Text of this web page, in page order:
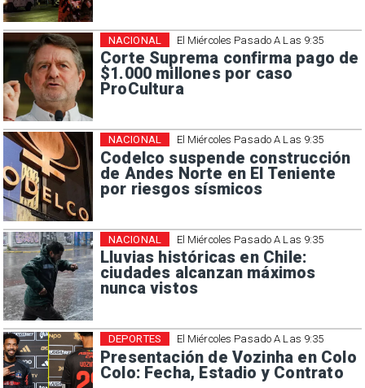
El Miércoles Pasado A Las 9:35
Corte Suprema confirma pago de
$1.000 millones por caso
ProCultura
NACIONAL
El Miércoles Pasado A Las 9:35
Codelco suspende construcción
de Andes Norte en El Teniente
por riesgos sísmicos
NACIONAL
El Miércoles Pasado A Las 9:35
Lluvias históricas en Chile:
ciudades alcanzan máximos
nunca vistos
NACIONAL
El Miércoles Pasado A Las 9:35
Presentación de Vozinha en Colo
Colo: Fecha, Estadio y Contrato
DEPORTES